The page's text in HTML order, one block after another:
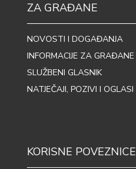
ZA GRAĐANE
NOVOSTI I DOGAĐANJA
INFORMACIJE ZA GRAĐANE
SLUŽBENI GLASNIK
NATJEČAJI, POZIVI I OGLASI
KORISNE POVEZNICE